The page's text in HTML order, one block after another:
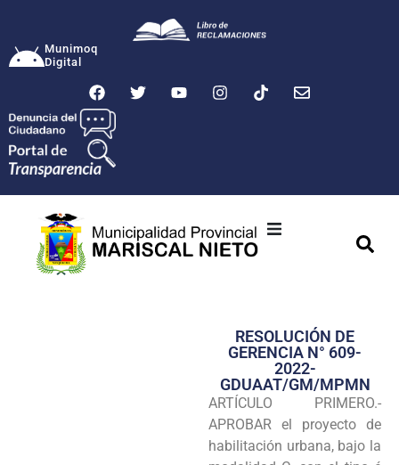
Munimoq
Digital
Transparencia
Seguridad
Programas
Intranet
RESOLUCIÓN DE
GERENCIA N° 609-
2022-
GDUAAT/GM/MPMN
ARTÍCULO PRIMERO.-
APROBAR el proyecto de
habilitación urbana, bajo la